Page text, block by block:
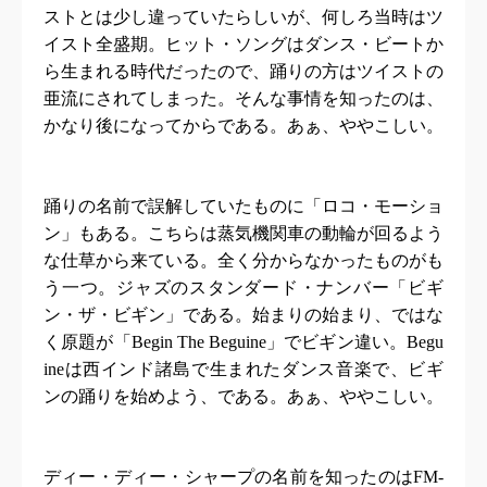
ストとは少し違っていたらしいが、何しろ当時はツ
イスト全盛期。ヒット・ソングはダンス・ビートか
ら生まれる時代だったので、踊りの方はツイストの
亜流にされてしまった。そんな事情を知ったのは、
かなり後になってからである。あぁ、ややこしい。
踊りの名前で誤解していたものに「ロコ・モーショ
ン」もある。こちらは蒸気機関車の動輪が回るよう
な仕草から来ている。全く分からなかったものがも
う一つ。ジャズのスタンダード・ナンバー「ビギ
ン・ザ・ビギン」である。始まりの始まり、ではな
く原題が「 Begin The Beguine」でビギン違い。 Begu
ineは西インド諸島で生まれたダンス音楽で、ビギ
ンの踊りを始めよう、である。あぁ、ややこしい。
ディー・ディー・シャープの名前を知ったのはFM-